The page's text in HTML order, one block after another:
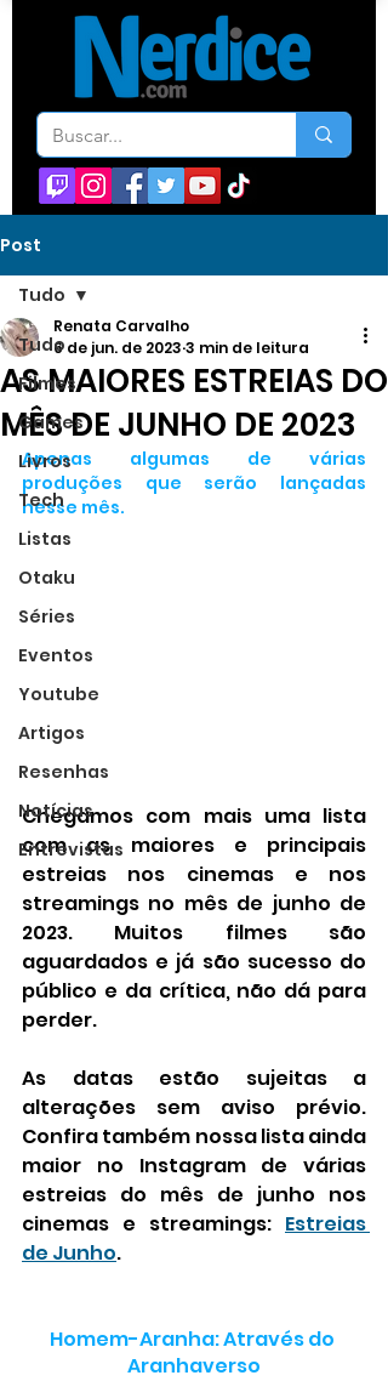
Post
Tudo
Filmes
Games
Livros
Tech
Listas
Otaku
Séries
Eventos
Youtube
Artigos
Resenhas
Notícias
Entrevistas
Tudo
AS MAIORES ESTREIAS DO
MÊS DE JUNHO DE 2023
Renata Carvalho
6 de jun. de 2023 3 min de leitura
Apenas algumas de várias
produções que serão lançadas
nesse mês.
Chegamos com mais uma lista
com as maiores e principais
estreias nos cinemas e nos
streamings no mês de junho de
2023. Muitos filmes são
aguardados e já são sucesso do
público e da crítica, não dá para
perder.
As datas estão sujeitas a
alterações sem aviso prévio.
Confira também nossa lista ainda
maior no Instagram de várias
estreias do mês de junho nos
cinemas e streamings: Estreias
de Junho.
Homem-Aranha: Através do
Aranhaverso